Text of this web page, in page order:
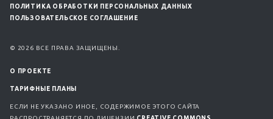
ПОЛИТИКА ОБРАБОТКИ ПЕРСОНАЛЬНЫХ ДАННЫХ
ПОЛЬЗОВАТЕЛЬСКОЕ СОГЛАШЕНИЕ
© 2026 ВСЕ ПРАВА ЗАЩИЩЕНЫ.
О ПРОЕКТЕ
ТАРИФНЫЕ ПЛАНЫ
ЕСЛИ НЕ УКАЗАНО ИНОЕ, СОДЕРЖИМОЕ ЭТОГО САЙТА